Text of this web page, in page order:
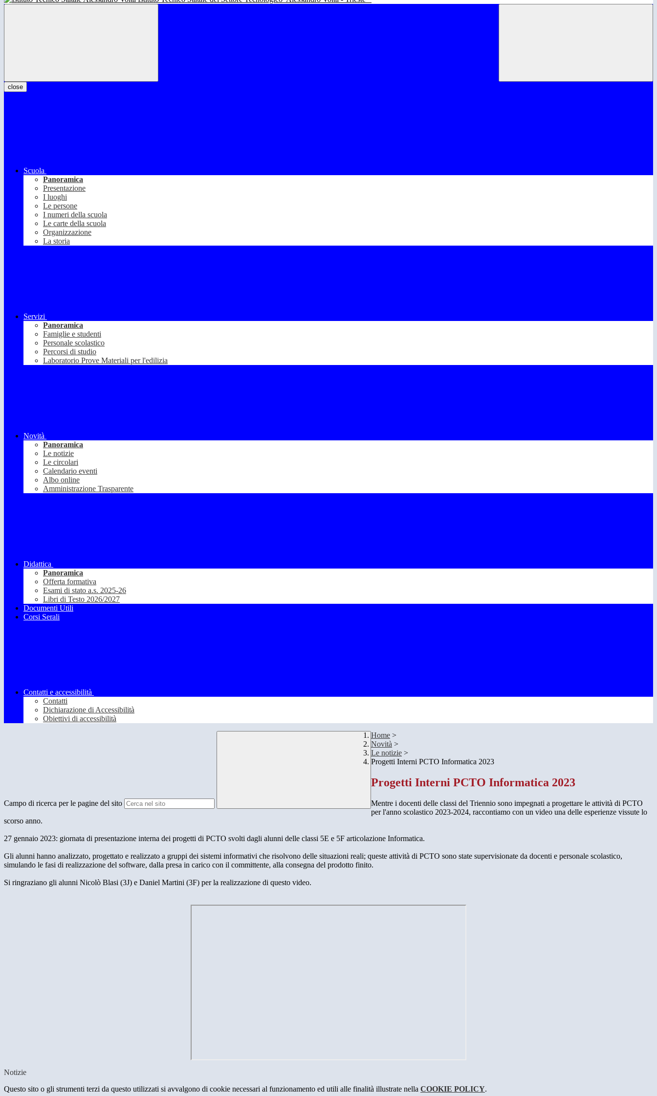
close
Scuola
Panoramica
Presentazione
I luoghi
Le persone
I numeri della scuola
Le carte della scuola
Organizzazione
La storia
Servizi
Panoramica
Famiglie e studenti
Personale scolastico
Percorsi di studio
Laboratorio Prove Materiali per l'edilizia
Novità
Panoramica
Le notizie
Le circolari
Calendario eventi
Albo online
Amministrazione Trasparente
Didattica
Panoramica
Offerta formativa
Esami di stato a.s. 2025-26
Libri di Testo 2026/2027
Documenti Utili
Corsi Serali
Contatti e accessibilità
Contatti
Dichiarazione di Accessibilità
Obiettivi di accessibilità
Campo di ricerca per le pagine del sito
Home >
Novità >
Le notizie >
Progetti Interni PCTO Informatica 2023
Progetti Interni PCTO Informatica 2023
Mentre i docenti delle classi del Triennio sono impegnati a progettare le attività di PCTO
per l'anno scolastico 2023-2024, raccontiamo con un video una delle esperienze vissute lo
scorso anno.
27 gennaio 2023: giornata di presentazione interna dei progetti di PCTO svolti dagli alunni delle classi 5E e 5F articolazione Informatica.
Gli alunni hanno analizzato, progettato e realizzato a gruppi dei sistemi informativi che risolvono delle situazioni reali; queste attività di PCTO sono state supervisionate da docenti e personale scolastico,
simulando le fasi di realizzazione del software, dalla presa in carico con il committente, alla consegna del prodotto finito.
Si ringraziano gli alunni Nicolò Blasi (3J) e Daniel Martini (3F) per la realizzazione di questo video.
Notizie
Questo sito o gli strumenti terzi da questo utilizzati si avvalgono di cookie necessari al funzionamento ed utili alle finalità illustrate nella COOKIE POLICY.